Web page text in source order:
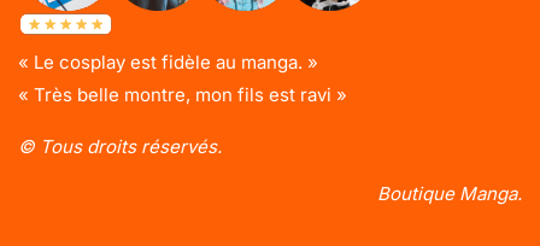
« Le cosplay est fidèle au manga. »
« Très belle montre, mon fils est ravi »
© Tous droits réservés.
Boutique Manga.